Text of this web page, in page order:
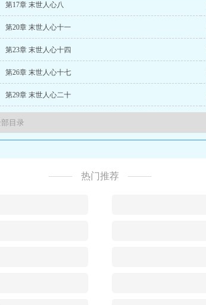
第17章 末世人心八
第20章 末世人心十一
第23章 末世人心十四
第26章 末世人心十七
第29章 末世人心二十
热门推荐